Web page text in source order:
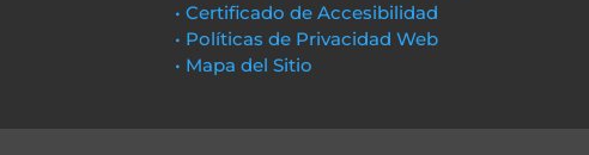
• Certificado de Accesibilidad
• Políticas de Privacidad Web
• Mapa del Sitio